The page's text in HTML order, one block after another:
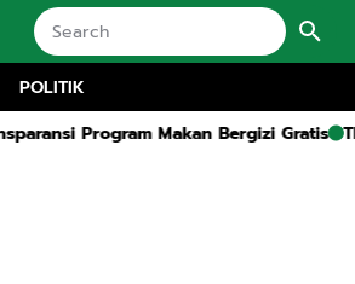
POLITIK
Makan Bergizi Gratis TRK